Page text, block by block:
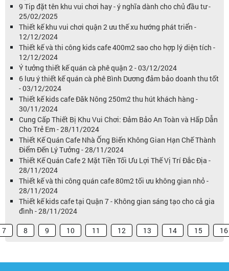
9 Tip đặt tên khu vui chơi hay - ý nghĩa dành cho chủ đầu tư -
25/02/2025
Thiết kế khu vui chơi quận 2 ưu thế xu hướng phát triển -
12/12/2024
Thiết kế và thi công kids cafe 400m2 sao cho hợp lý diện tích -
12/12/2024
Ý tưởng thiết kế quán cà phê quận 2 - 03/12/2024
6 lưu ý thiết kế quán cà phê Bình Dương đảm bảo doanh thu tốt
- 03/12/2024
Thiết kế kids cafe Đăk Nông 250m2 thu hút khách hàng -
30/11/2024
Cung Cấp Thiết Bị Khu Vui Chơi: Đảm Bảo An Toàn và Hấp Dẫn
Cho Trẻ Em - 28/11/2024
Thiết Kế Quán Cafe Nhà Ống Biến Không Gian Hạn Chế Thành
Điểm Đến Lý Tưởng - 28/11/2024
Thiết Kế Quán Cafe 2 Mặt Tiền Tối Ưu Lợi Thế Vị Trí Đắc Địa -
28/11/2024
Thiết kế và thi công quán cafe 80m2 tối ưu không gian nhỏ -
28/11/2024
Thiết kế kids cafe tại Quận 7 - Không gian sáng tạo cho cả gia
đình - 28/11/2024
7 8 9 10 11 12 13 14 15 16